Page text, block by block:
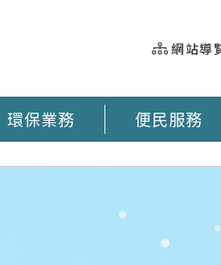
網站導
環保業務 便民服務
奉茶地圖 大型廢棄物清運